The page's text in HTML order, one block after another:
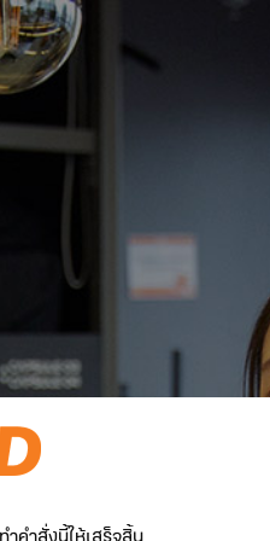
คำสั่งนี้ให้เสร็จสิ้น